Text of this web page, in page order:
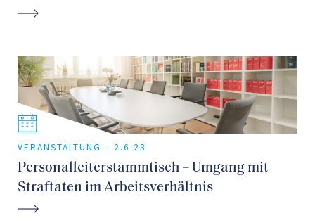
VERANSTALTUNG – 2.6.23
Personalleiterstammtisch – Umgang mit
Straftaten im Arbeitsverhältnis